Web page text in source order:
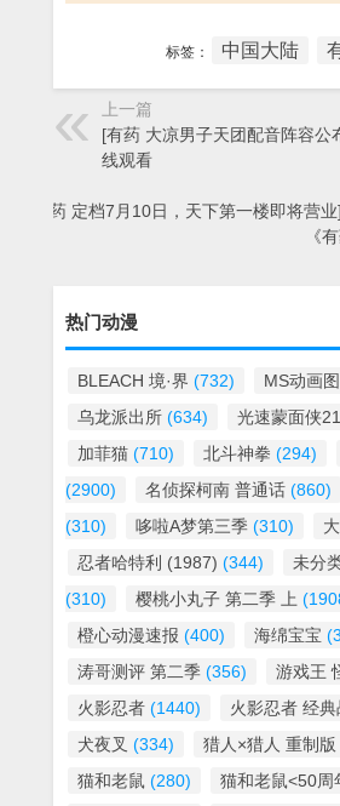
标签： 中国大陆
上一篇
[有药 大凉男子天团配音阵容公
线观看
[有药 定档7月10日，天下第一楼即将营
《
热门动漫
BLEACH 境·界 (732) MS动画
乌龙派出所 (634) 光速蒙面侠
加菲猫 (710) 北斗神拳 (294)
(2900)
名侦探柯南 普通话 (860)
(310)
哆啦A梦第三季 (310)
忍者哈特利 (1987) (344) 未分
(310)
樱桃小丸子 第二季 上
橙心动漫速报 (400) 海绵宝宝
涛哥测评 第二季 (356) 游戏王
火影忍者 (1440) 火影忍者 经
犬夜叉 (334) 猎人×猎人 重制版
猫和老鼠 (280) 猫和老鼠<50周